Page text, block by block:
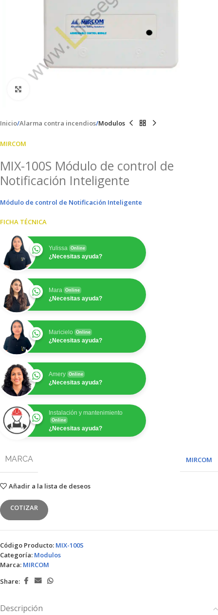
Inicio Alarma contra incendios Modulos
MIRCOM
MIX-100S Módulo de control de
Notificación Inteligente
Módulo de control de Notificación Inteligente
FICHA TÉCNICA
Yulissa Online
¿Necesitas ayuda?
Mara Online
¿Necesitas ayuda?
Maricielo Online
¿Necesitas ayuda?
Amery Online
¿Necesitas ayuda?
Instalación y mantenimiento
Online
¿Necesitas ayuda?
MARCA MIRCOM
Añadir a la lista de deseos
COTIZAR
Código Producto: MIX-100S
Categoría: Modulos
Marca: MIRCOM
Share:
Descripción